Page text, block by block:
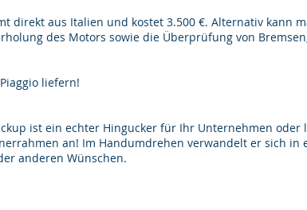
direkt aus Italien und kostet 3.500 €. Alternativ kann
des Motors sowie die Überprüfung von
liefern!
ist ein echter Hingucker für Ihr Unternehmen
an! Im Handumdrehen verwandelt er sich
anderen Wünschen.